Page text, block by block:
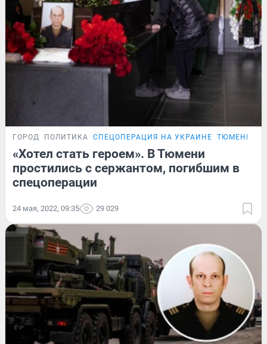
ГОРОД ПОЛИТИКА СПЕЦОПЕРАЦИЯ НА УКРАИНЕ ТЮМЕНЦЫ,
«Хотел стать героем». В Тюмени
простились с сержантом, погибшим в
спецоперации
24 мая, 2022, 09:35 29 029